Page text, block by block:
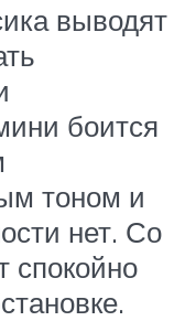
выводят
боится
тоном и
нет. Со
спокойно